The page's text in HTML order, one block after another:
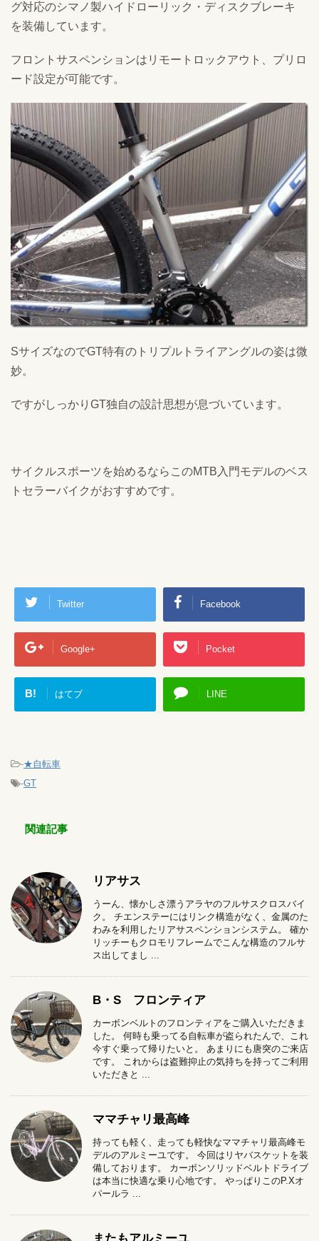
グ対応のシマノ製ハイドローリック・ディスクブレーキ
を装備しています。
フロントサスペンションはリモートロックアウト、プリロ
ード設定が可能です。
SサイズなのでGT特有のトリプルトライアングルの姿は微
妙。
ですがしっかりGT独自の設計思想が息づいています。
サイクルスポーツを始めるならこのMTB入門モデルのベス
トセラーバイクがおすすめです。
Twitter Facebook
Google+ Pocket
B! はてブ LINE
-★自転車
-GT
関連記事
リアサス
うーん、懐かしさ漂うアラヤのフルサスクロスバイ
ク。 チエンステーにはリンク構造がなく、金属のた
わみを利用したリアサスペンションシステム。 確か
リッチーもクロモリフレームでこんな構造のフルサ
ス出してまし ...
B・S フロンティア
カーボンベルトのフロンティアをご購入いただきま
した。 何時も乗ってる自転車が盗られたんで、これ
今すぐ乗って帰りたいと。 あまりにも唐突のご来店
です。 これからは盗難抑止の気持ちを持ってご利用
いただきと ...
ママチャリ最高峰
持っても軽く、走っても軽快なママチャリ最高峰モ
デルのアルミーユです。 今回はリヤバスケットを装
備しております。 カーボンソリッドベルトドライブ
は本当に快適な乗り心地です。 やっぱりこのP.Xオ
パールラ ...